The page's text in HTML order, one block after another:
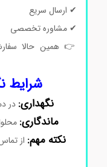
✔ ارسال سریع
✔ مشاوره تخصصی
👉 همین حالا
شرایط
نگهداری:در دمای اتاق یا ۲
ماندگاری:محلول آماده
نکته مهم:از تماس